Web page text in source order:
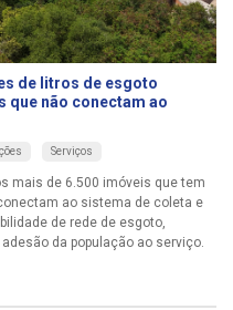
de litros de esgoto
que não conectam ao
Serviços
mais de 6.500 imóveis que tem
ao sistema de coleta e
de rede de esgoto,
da população ao serviço.